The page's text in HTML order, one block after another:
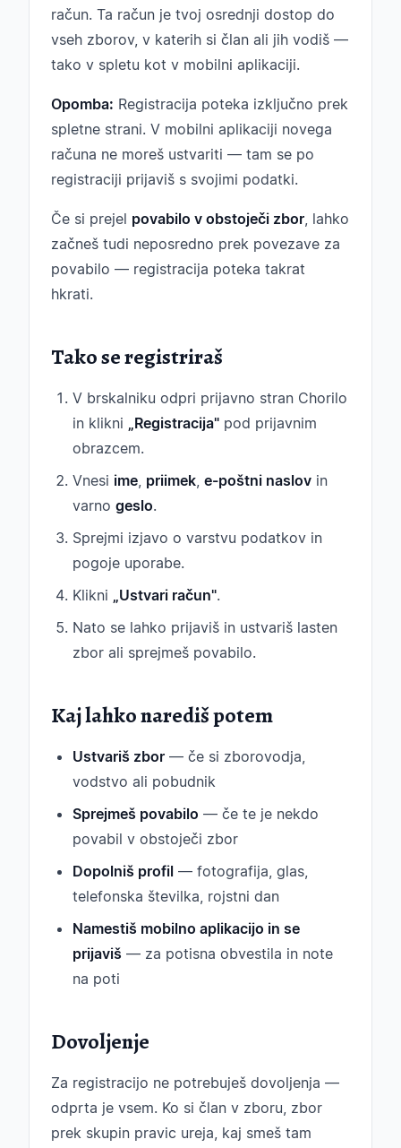
račun. Ta račun je tvoj osrednji dostop do
vseh zborov, v katerih si član ali jih vodiš —
tako v spletu kot v mobilni aplikaciji.
Opomba: Registracija poteka izključno prek
spletne strani. V mobilni aplikaciji novega
računa ne moreš ustvariti — tam se po
registraciji prijaviš s svojimi podatki.
Če si prejel povabilo v obstoječi zbor, lahko
začneš tudi neposredno prek povezave za
povabilo — registracija poteka takrat
hkrati.
Tako se registriraš
V brskalniku odpri prijavno stran Chorilo
in klikni „Registracija" pod prijavnim
obrazcem.
Vnesi ime, priimek, e-poštni naslov in
varno geslo.
Sprejmi izjavo o varstvu podatkov in
pogoje uporabe.
Klikni „Ustvari račun".
Nato se lahko prijaviš in ustvariš lasten
zbor ali sprejmeš povabilo.
Kaj lahko narediš potem
Ustvariš zbor — če si zborovodja,
vodstvo ali pobudnik
Sprejmeš povabilo — če te je nekdo
povabil v obstoječi zbor
Dopolniš profil — fotografija, glas,
telefonska številka, rojstni dan
Namestiš mobilno aplikacijo in se
prijaviš — za potisna obvestila in note
na poti
Dovoljenje
Za registracijo ne potrebuješ dovoljenja —
odprta je vsem. Ko si član v zboru, zbor
prek skupin pravic ureja, kaj smeš tam